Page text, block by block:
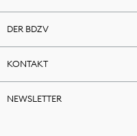
DER BDZV
KONTAKT
NEWSLETTER